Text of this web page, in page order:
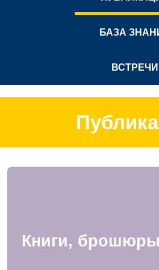
БАЗА
ВСТРЕЧИ
Книги,